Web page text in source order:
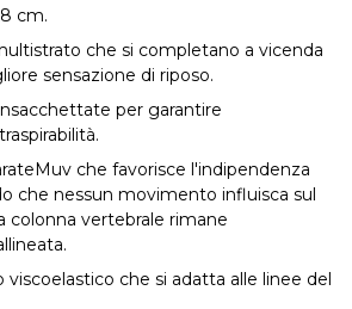
cm.
che si completano a vicenda
sensazione di riposo.
per garantire
che favorisce l'indipendenza
che nessun movimento influisca sul
colonna vertebrale rimane
viscoelastico che si adatta alle linee del